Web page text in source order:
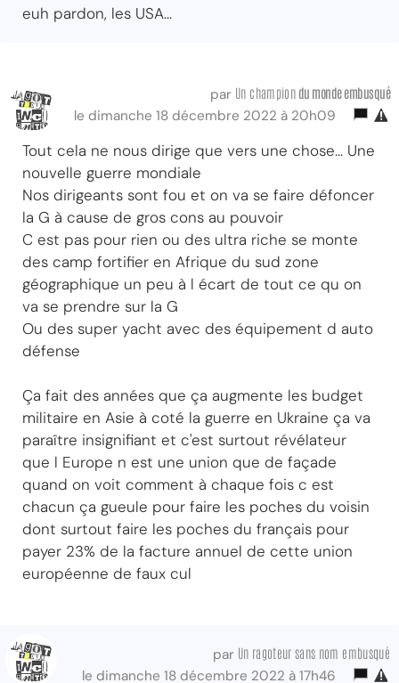
euh pardon, les USA...
par Un champion du monde embusqué
le dimanche 18 décembre 2022 à 20h09
Tout cela ne nous dirige que vers une chose... Une
nouvelle guerre mondiale
Nos dirigeants sont fou et on va se faire défoncer
la G à cause de gros cons au pouvoir
C est pas pour rien ou des ultra riche se monte
des camp fortifier en Afrique du sud zone
géographique un peu à l écart de tout ce qu on
va se prendre sur la G
Ou des super yacht avec des équipement d auto
défense
Ça fait des années que ça augmente les budget
militaire en Asie à coté la guerre en Ukraine ça va
paraître insignifiant et c'est surtout révélateur
que l Europe n est une union que de façade
quand on voit comment à chaque fois c est
chacun ça gueule pour faire les poches du voisin
dont surtout faire les poches du français pour
payer 23% de la facture annuel de cette union
européenne de faux cul
par Un ragoteur sans nom embusqué
le dimanche 18 décembre 2022 à 17h46